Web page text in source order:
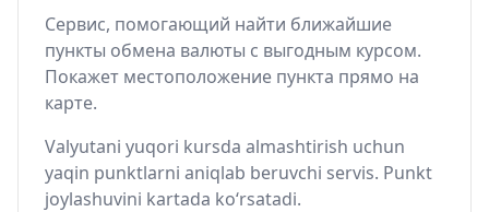
Сервис, помогающий найти ближайшие
пункты обмена валюты с выгодным курсом.
Покажет местоположение пункта прямо на
карте.
Valyutani yuqori kursda almashtirish uchun
yaqin punktlarni aniqlab beruvchi servis. Punkt
joylashuvini kartada ko‘rsatadi.